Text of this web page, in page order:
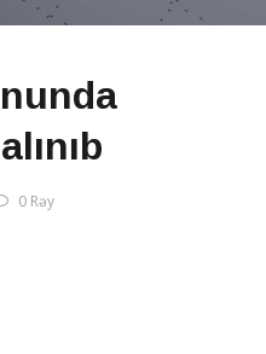
0 Rəy